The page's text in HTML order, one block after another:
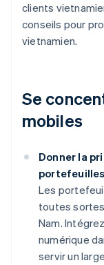
clients
conseils pour
vietnamien.
Se
mobiles
Donner la
Les
toutes
Nam.
numérique
servir un